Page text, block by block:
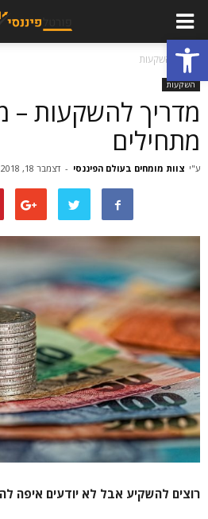
פתח סרגל נגישות
בית השקעות
השקעות
מדריך להשקעות –
מתחילים
ע"י צוות מומחים בעולם הפיננסי - דצמבר 18, 2018
רוצים להשקיע אבל לא יודעים איפה